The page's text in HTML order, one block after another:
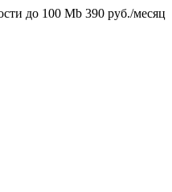
до 100 Mb 390 руб./месяц